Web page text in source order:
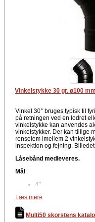
Vinkelstykke 30 gr. ø100
Vinkel 30° bruges typisk til
på retningen ved en lodret
vinkelstykke kan anvendes
vinkelstykker. Der kan tillige
renselem imellem 2
inspektion og fejning.
Låsebånd medleveres.
Mål
4"
Grader: 30°
Materiale
Læs mere
Multi50 skorstens